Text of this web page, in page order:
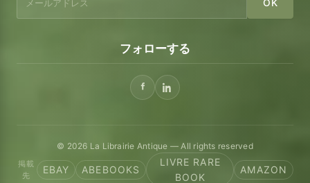
フォローする
© 2026 La Librairie Antique — All rights reserved
掲載
先
EBAY ABEBOOKS
LIVRE RARE
BOOK
AMAZON